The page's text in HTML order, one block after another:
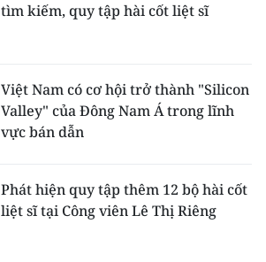
tìm kiếm, quy tập hài cốt liệt sĩ
Việt Nam có cơ hội trở thành "Silicon
Valley" của Đông Nam Á trong lĩnh
vực bán dẫn
Phát hiện quy tập thêm 12 bộ hài cốt
liệt sĩ tại Công viên Lê Thị Riêng